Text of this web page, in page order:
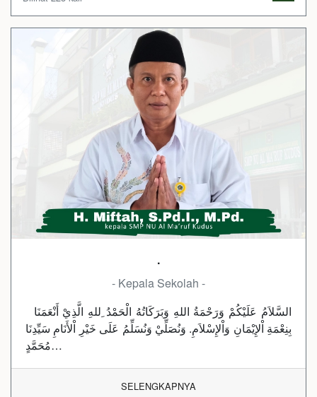
.
- Kepala Sekolah -
بِنِعْمَةِ اْلإِيْمَانِ وَاْلإِسْلاَمِ. وَنُصَلِّيْ وَنُسَلِّمُ عَلَى خَيْرِ اْلأَنَامِ سَيِّدِنَا
مُحَمَّدٍ…
SELENGKAPNYA